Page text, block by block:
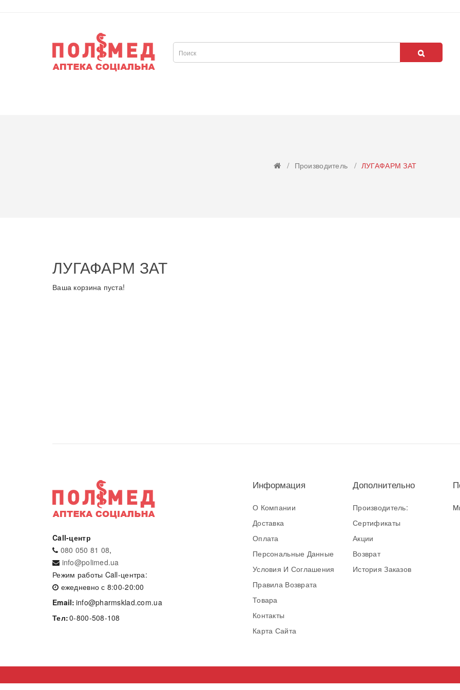
Производитель ЛУГАФАРМ ЗАТ
ЛУГАФАРМ ЗАТ
Ваша корзина пуста!
Call-центр
080 050 81 08,
info@polimed.ua
Режим работы Call-центра:
ежедневно с 8:00-20:00
Email: info@pharmsklad.com.ua
Тел:0-800-508-108
Информация
О Компании
Доставка
Оплата
Персональные Данные
Условия И Соглашения
Правила Возврата
Товара
Контакты
Карта Сайта
Дополнительно
Производитель:
Сертификаты
Акции
Возврат
История Заказов